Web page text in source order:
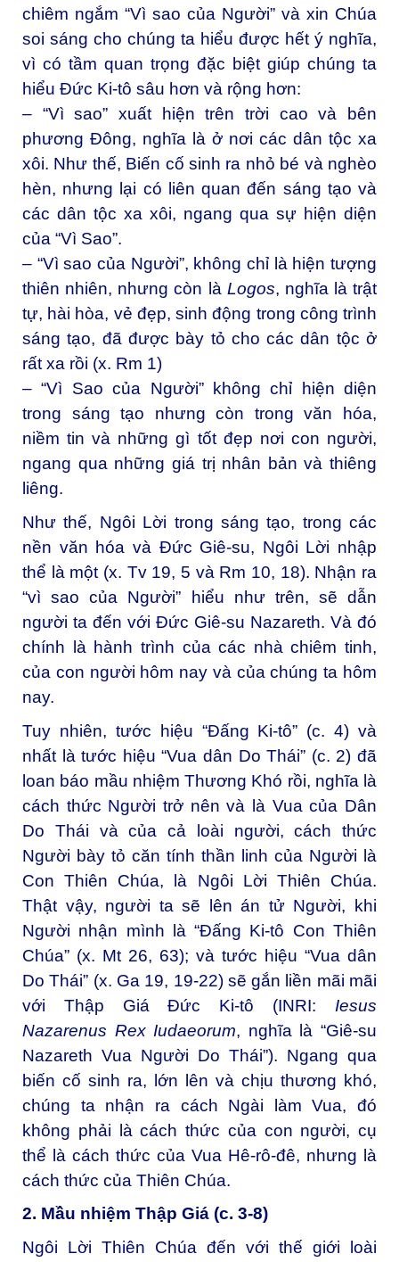
chiêm ngắm “Vì sao của Người” và xin Chúa
soi sáng cho chúng ta hiểu được hết ý nghĩa,
vì có tầm quan trọng đặc biệt giúp chúng ta
hiểu Đức Ki-tô sâu hơn và rộng hơn:
– “Vì sao” xuất hiện trên trời cao và bên
phương Đông, nghĩa là ở nơi các dân tộc xa
xôi. Như thế, Biến cố sinh ra nhỏ bé và nghèo
hèn, nhưng lại có liên quan đến sáng tạo và
các dân tộc xa xôi, ngang qua sự hiện diện
của “Vì Sao”.
– “Vì sao của Người”, không chỉ là hiện tượng
thiên nhiên, nhưng còn là Logos, nghĩa là trật
tự, hài hòa, vẻ đẹp, sinh động trong công trình
sáng tạo, đã được bày tỏ cho các dân tộc ở
rất xa rồi (x. Rm 1)
– “Vì Sao của Người” không chỉ hiện diện
trong sáng tạo nhưng còn trong văn hóa,
niềm tin và những gì tốt đẹp nơi con người,
ngang qua những giá trị nhân bản và thiêng
liêng.
Như thế, Ngôi Lời trong sáng tạo, trong các
nền văn hóa và Đức Giê-su, Ngôi Lời nhập
thể là một (x. Tv 19, 5 và Rm 10, 18). Nhận ra
“vì sao của Người” hiểu như trên, sẽ dẫn
người ta đến với Đức Giê-su Nazareth. Và đó
chính là hành trình của các nhà chiêm tinh,
của con người hôm nay và của chúng ta hôm
nay.
Tuy nhiên, tước hiệu “Đấng Ki-tô” (c. 4) và
nhất là tước hiệu “Vua dân Do Thái” (c. 2) đã
loan báo mầu nhiệm Thương Khó rồi, nghĩa là
cách thức Người trở nên và là Vua của Dân
Do Thái và của cả loài người, cách thức
Người bày tỏ căn tính thần linh của Người là
Con Thiên Chúa, là Ngôi Lời Thiên Chúa.
Thật vậy, người ta sẽ lên án tử Người, khi
Người nhận mình là “Đấng Ki-tô Con Thiên
Chúa” (x. Mt 26, 63); và tước hiệu “Vua dân
Do Thái” (x. Ga 19, 19-22) sẽ gắn liền mãi mãi
với Thập Giá Đức Ki-tô (INRI: Iesus
Nazarenus Rex Iudaeorum, nghĩa là “Giê-su
Nazareth Vua Người Do Thái”). Ngang qua
biến cố sinh ra, lớn lên và chịu thương khó,
chúng ta nhận ra cách Ngài làm Vua, đó
không phải là cách thức của con người, cụ
thể là cách thức của Vua Hê-rô-đê, nhưng là
cách thức của Thiên Chúa.
2. Mầu nhiệm Thập Giá (c. 3-8)
Ngôi Lời Thiên Chúa đến với thế giới loài